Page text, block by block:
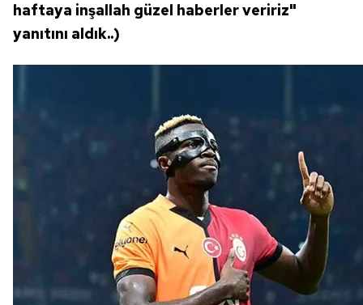
haftaya inşallah güzel haberler veririz"
yanıtını aldık..)